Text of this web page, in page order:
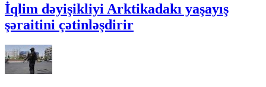
İqlim dəyişikliyi Arktikadakı yaşayış
şəraitini çətinləşdirir